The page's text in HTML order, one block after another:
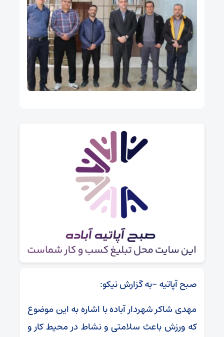
صبح آپاتیه -به گزارش نیکو:
مهدی شاکر شهردار آباده با اشاره به این موضوع
که ورزش باعث سلامتی و نشاط در محیط کار و